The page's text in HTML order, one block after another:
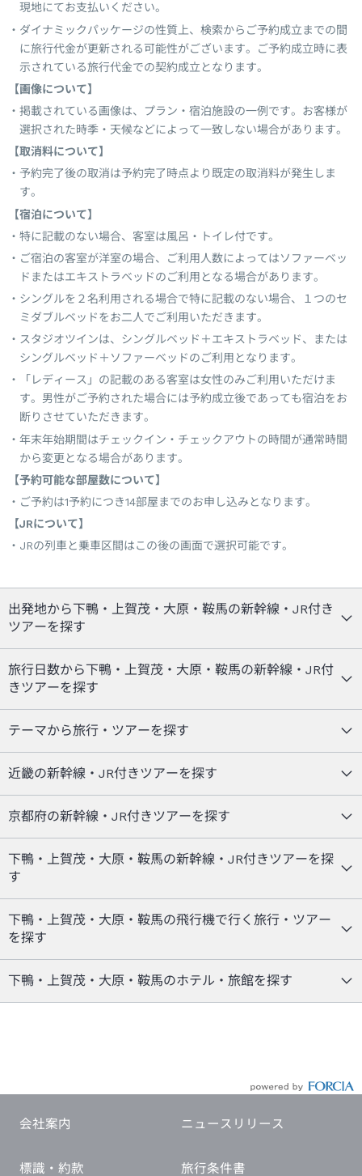
現地にてお支払いください。
ダイナミックパッケージの性質上、検索からご予約成立までの間
に旅行代金が更新される可能性がございます。ご予約成立時に表
示されている旅行代金での契約成立となります。
【画像について】
掲載されている画像は、プラン・宿泊施設の一例です。お客様が
選択された時季・天候などによって一致しない場合があります。
【取消料について】
予約完了後の取消は予約完了時点より既定の取消料が発生しま
す。
【宿泊について】
特に記載のない場合、客室は風呂・トイレ付です。
ご宿泊の客室が洋室の場合、ご利用人数によってはソファーベッ
ドまたはエキストラベッドのご利用となる場合があります。
シングルを２名利用される場合で特に記載のない場合、１つのセ
ミダブルベッドをお二人でご利用いただきます。
スタジオツインは、シングルベッド＋エキストラベッド、または
シングルベッド＋ソファーベッドのご利用となります。
「レディース」の記載のある客室は女性のみご利用いただけま
す。男性がご予約された場合には予約成立後であっても宿泊をお
断りさせていただきます。
年末年始期間はチェックイン・チェックアウトの時間が通常時間
から変更となる場合があります。
【予約可能な部屋数について】
ご予約は1予約につき14部屋までのお申し込みとなります。
【JRについて】
JRの列車と乗車区間はこの後の画面で選択可能です。
出発地から下鴨・上賀茂・大原・鞍馬の新幹線・JR付き
ツアーを探す
旅行日数から下鴨・上賀茂・大原・鞍馬の新幹線・JR付
きツアーを探す
テーマから旅行・ツアーを探す
近畿の新幹線・JR付きツアーを探す
京都府の新幹線・JR付きツアーを探す
下鴨・上賀茂・大原・鞍馬の新幹線・JR付きツアーを探
す
下鴨・上賀茂・大原・鞍馬の飛行機で行く旅行・ツアー
を探す
下鴨・上賀茂・大原・鞍馬のホテル・旅館を探す
会社案内 ニュースリリース
標識・約款 旅行条件書